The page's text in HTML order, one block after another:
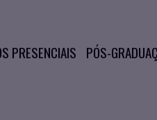
PRESENCIAIS PÓS-